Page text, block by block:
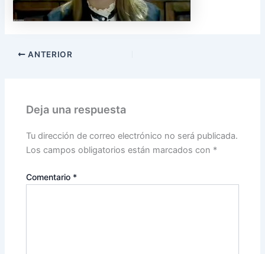
ANTERIOR
Deja una respuesta
Tu dirección de correo electrónico no será publicada.
Los campos obligatorios están marcados con *
Comentario *